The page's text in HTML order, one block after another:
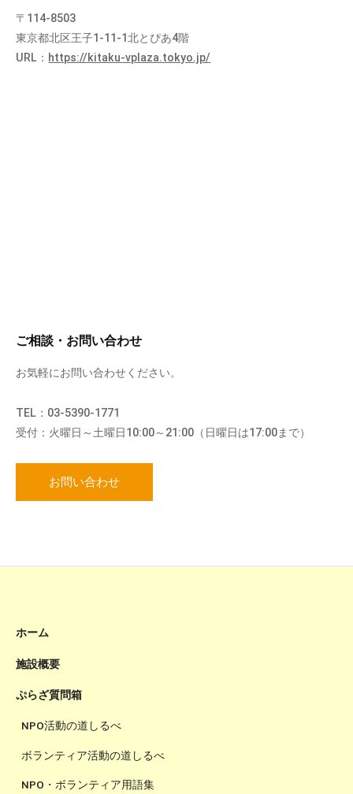
〒114-8503
東京都北区王子1-11-1北とぴあ4階
URL： https://kitaku-vplaza.tokyo.jp/
ご相談・お問い合わせ
お気軽にお問い合わせください。
TEL：03-5390-1771
受付：火曜日～土曜日10:00～21:00（日曜日は17:00まで）
お問い合わせ
ホーム
施設概要
ぷらざ質問箱
NPO活動の道しるべ
ボランティア活動の道しるべ
NPO・ボランティア用語集